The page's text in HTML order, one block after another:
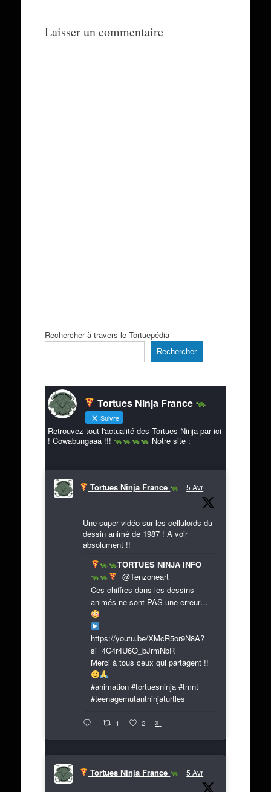
Laisser un commentaire
Rechercher à travers le Tortuepédia
Rechercher
Tortues Ninja France
Suivre
Retrouvez tout l'actualité des Tortues Ninja par ici
! Cowabungaaa !!!
Notre site :
Tortues Ninja France 5 Avr
Une super vidéo sur les celluloïds du
dessin animé de 1987 ! A voir
absolument !!
TORTUES NINJA INFO
@Tenzoneart
Ces chiffres dans les dessins
animés ne sont PAS une erreur…
https://youtu.be/XMcR5or9N8A?
si=4C4r4U6O_bJrmNbR
Merci à tous ceux qui partagent !!
#animation #tortuesninja #tmnt
#teenagemutantninjaturtles
1 2 X
Tortues Ninja France 5 Avr